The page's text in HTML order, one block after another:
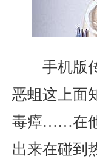
手机版
恶蛆这上面
毒瘴……在
出来在碰到